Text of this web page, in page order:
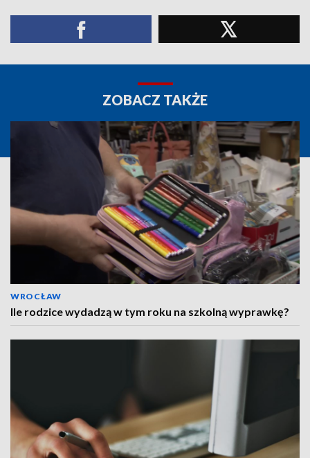
ZOBACZ TAKŻE
WROCŁAW
Ile rodzice wydadzą w tym roku na szkolną wyprawkę?